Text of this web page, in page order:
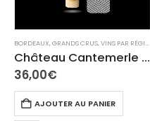
BORDEAUX,GRANDS CRUS,VINS PAR RÉGION
Château Cantemerle Haut-Médoc 2020
36,00€
AJOUTER AU PANIER